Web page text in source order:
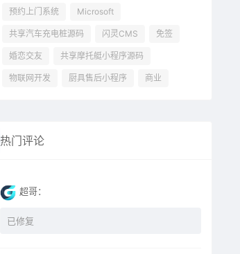
预约上门系统 Microsoft
共享汽车充电桩源码 闪灵CMS 免签
婚恋交友 共享摩托艇小程序源码
物联网开发 厨具售后小程序 商业
热门评论
超哥：
已修复